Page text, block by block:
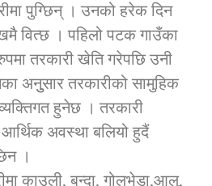
कार्यालय जुम्लाको सुचना सन्देश
प्रविधि शिक्षालय जुम्लाको सुचना
बिकास कार्यालय जुम्लाकाे सुचना
पुग्छिन् । उनको हरेक दिन
वित्छ । पहिलो पटक गाउँका
तरकारी खेति गरेपछि उनी
अनुुसार तरकारीको सामुहिक
हुनेछ । तरकारी
अवस्था बलियो हुदैं
।
काउली, बन्दा, गोलभेडा,आलु,